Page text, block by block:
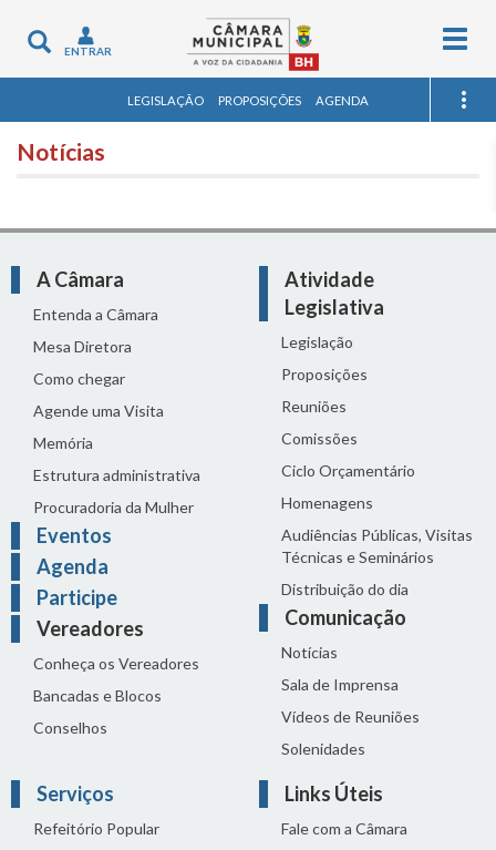
Toggle
navigation
ENTRAR
LEGISLAÇÃO PROPOSIÇÕES AGENDA
Notícias
A Câmara
Entenda a Câmara
Mesa Diretora
Como chegar
Agende uma Visita
Memória
Estrutura administrativa
Procuradoria da Mulher
Eventos
Agenda
Participe
Vereadores
Conheça os Vereadores
Bancadas e Blocos
Conselhos
Atividade
Legislativa
Legislação
Proposições
Reuniões
Comissões
Ciclo Orçamentário
Homenagens
Audiências Públicas, Visitas
Técnicas e Seminários
Distribuição do dia
Comunicação
Notícias
Sala de Imprensa
Vídeos de Reuniões
Solenidades
Serviços
Refeitório Popular
Links Úteis
Fale com a Câmara